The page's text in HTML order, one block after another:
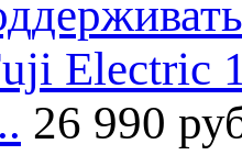
Electric
26 990